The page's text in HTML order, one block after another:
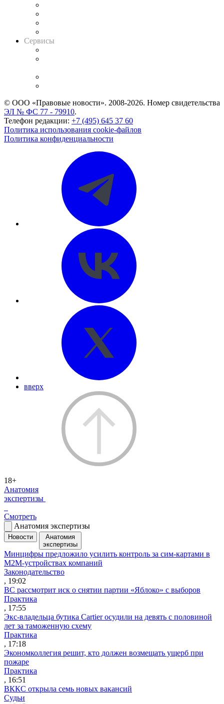
Сервисы
© ООО «Правовые новости». 2008-2026. Номер свидетельства
ЭЛ № ФС 77 - 79910.
Телефон редакции: +7 (495) 645 37 60
Политика использования cookie-файлов
Политика конфиденциальности
вверх
18+
Анатомия
экспертизы
Смотреть
Анатомия экспертизы
Новости
Анатомия
экспертизы
Минцифры предложило усилить контроль за сим-картами в
M2M-устройствах компаний
Законодательство
, 19:02
ВС рассмотрит иск о снятии партии «Яблоко» с выборов
Практика
, 17:55
Экс-владельца бутика Cartier осудили на девять с половиной
лет за таможенную схему
Практика
, 17:18
Экономколлегия решит, кто должен возмещать ущерб при
пожаре
Практика
, 16:51
ВККС открыла семь новых вакансий
Судьи